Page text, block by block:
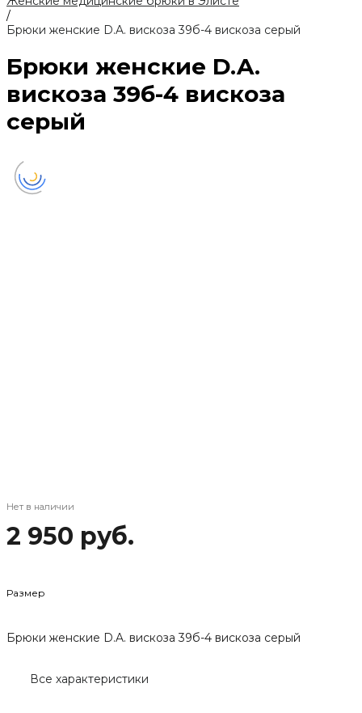
/
Брюки женские D.A. вискоза 39б-4 вискоза серый
Брюки женские D.A.
вискоза 39б-4 вискоза
серый
Нет в наличии
2 950 руб.
Размер
Брюки женские D.A. вискоза 39б-4 вискоза серый
Все характеристики